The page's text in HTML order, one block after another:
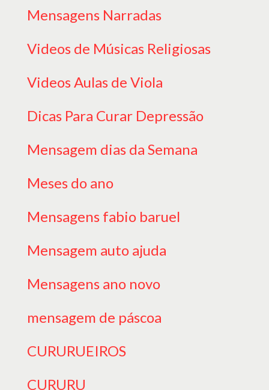
Mensagens Narradas
Videos de Músicas Religiosas
Videos Aulas de Viola
Dicas Para Curar Depressão
Mensagem dias da Semana
Meses do ano
Mensagens fabio baruel
Mensagem auto ajuda
Mensagens ano novo
mensagem de páscoa
CURURUEIROS
CURURU